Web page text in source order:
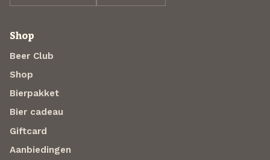
Shop
Beer Club
Shop
Bierpakket
Bier cadeau
Giftcard
Aanbiedingen